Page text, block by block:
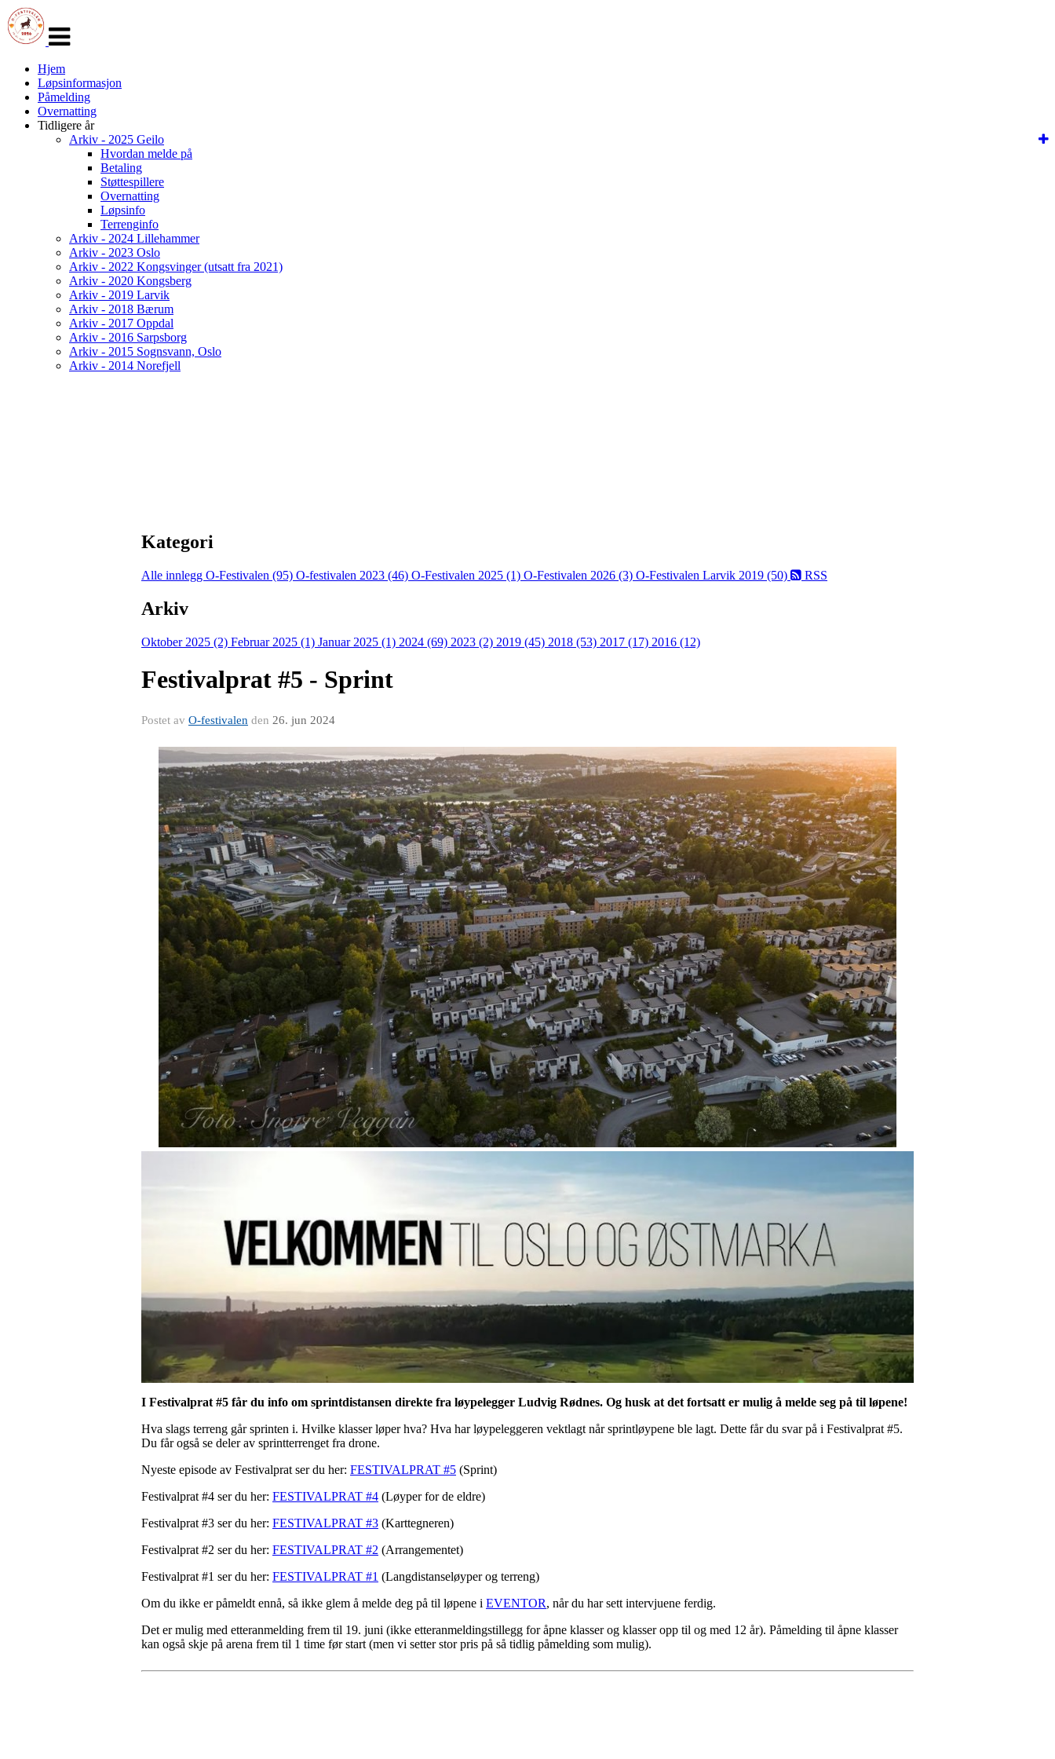
navigasjon
Hjem
Løpsinformasjon
Påmelding
Overnatting
Tidligere år
Arkiv - 2025 Geilo
Hvordan melde på
Betaling
Støttespillere
Overnatting
Løpsinfo
Terrenginfo
Arkiv - 2024 Lillehammer
Arkiv - 2023 Oslo
Arkiv - 2022 Kongsvinger (utsatt fra 2021)
Arkiv - 2020 Kongsberg
Arkiv - 2019 Larvik
Arkiv - 2018 Bærum
Arkiv - 2017 Oppdal
Arkiv - 2016 Sarpsborg
Arkiv - 2015 Sognsvann, Oslo
Arkiv - 2014 Norefjell
Kategori
Alle innlegg O-Festivalen (95) O-festivalen 2023 (46) O-Festivalen 2025 (1) O-Festivalen 2026 (3) O-Festivalen Larvik 2019 (50) RSS
Arkiv
Oktober 2025 (2) Februar 2025 (1) Januar 2025 (1) 2024 (69) 2023 (2) 2019 (45) 2018 (53) 2017 (17) 2016 (12)
Festivalprat #5 - Sprint
Postet av O-festivalen den 26. jun 2024
I Festivalprat #5 får du info om sprintdistansen direkte fra løypelegger Ludvig Rødnes. Og husk at det fortsatt er mulig å melde seg på til løpene!
Hva slags terreng går sprinten i. Hvilke klasser løper hva? Hva har løypeleggeren vektlagt når sprintløypene ble lagt. Dette får du svar på i Festivalprat #5.
Du får også se deler av sprintterrenget fra drone.
Nyeste episode av Festivalprat ser du her: FESTIVALPRAT #5 (Sprint)
Festivalprat #4 ser du her: FESTIVALPRAT #4 (Løyper for de eldre)
Festivalprat #3 ser du her: FESTIVALPRAT #3 (Karttegneren)
Festivalprat #2 ser du her: FESTIVALPRAT #2 (Arrangementet)
Festivalprat #1 ser du her: FESTIVALPRAT #1 (Langdistanseløyper og terreng)
Om du ikke er påmeldt ennå, så ikke glem å melde deg på til løpene i EVENTOR, når du har sett intervjuene ferdig.
Det er mulig med etteranmelding frem til 19. juni (ikke etteranmeldingstillegg for åpne klasser og klasser opp til og med 12 år). Påmelding til åpne klasser
kan også skje på arena frem til 1 time før start (men vi setter stor pris på så tidlig påmelding som mulig).